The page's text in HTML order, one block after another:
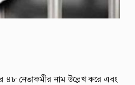
৪৮ নেতাকর্মীর নাম উল্লেখ করে এবং